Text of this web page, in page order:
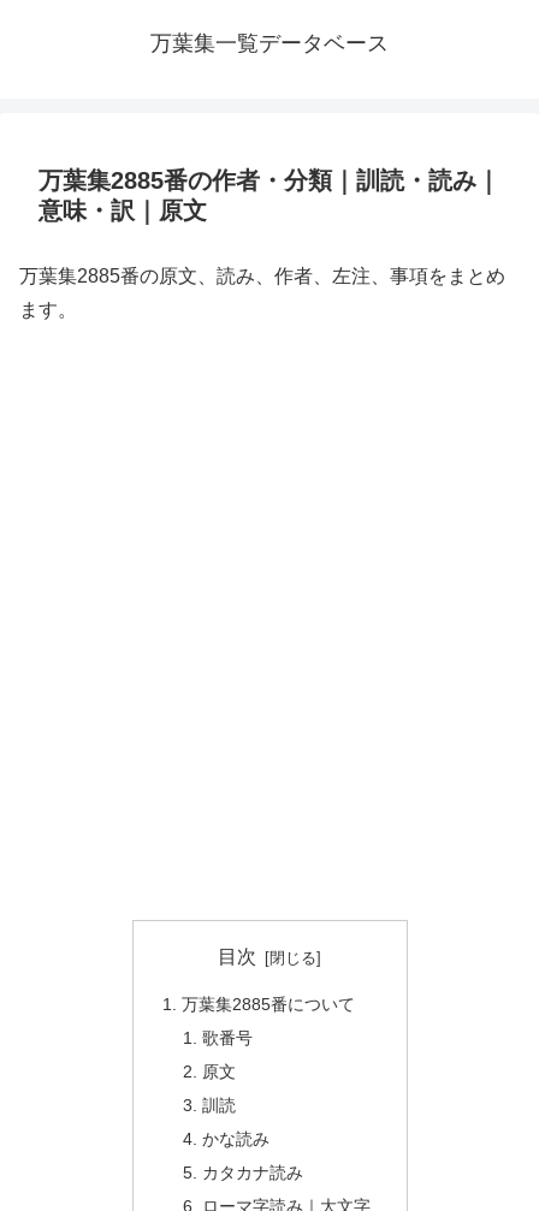
万葉集一覧データベース
万葉集2885番の作者・分類｜訓読・読み｜
意味・訳｜原文
万葉集2885番の原文、読み、作者、左注、事項をまとめ
ます。
目次
万葉集2885番について
歌番号
原文
訓読
かな読み
カタカナ読み
ローマ字読み｜大文字